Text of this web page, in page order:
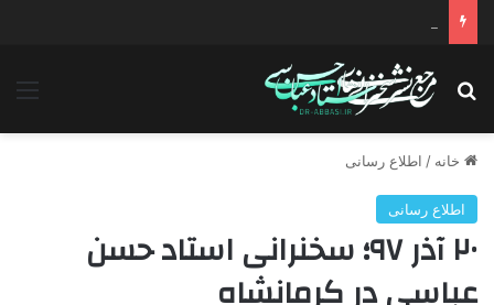
جستجو برای
خانه / اطلاع رسانی
اطلاع رسانی
۲۰ آذر ۹۷؛ سخنرانی استاد حسن
عباسی در کرمانشاه